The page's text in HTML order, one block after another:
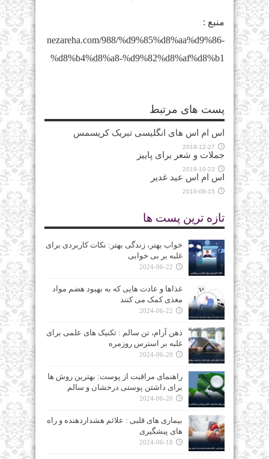
منبع :
nezareha.com/988/%d9%85%d8%aa%d9%86-
%d8%b4%d8%a8-%d9%82%d8%af%d8%b1
پست های مرتبط
اس ام اس های انگلیسی تبریک کریسمس
2019-12-27
جملات و شعر برای پاییز
2019-10-23
اس ام اس عید غدیر
2019-08-15
تازه ترین پست ها
خواب بهتر، زندگی بهتر: نکات کاربردی برای
غلبه بر بی‌ خوابی
2024-06-22
غذاها و عادت‌ هایی که به بهبود هضم مواد
مغذی کمک می‌ کنند
2024-06-22
ذهن آرام، تن سالم : تکنیک‌ های علمی برای
غلبه بر استرس روزمره
2024-06-20
راهنمای مراقبت از پوست: بهترین روش‌ ها
برای داشتن پوستی درخشان و سالم
2024-06-20
بیماری‌ های قلبی : علائم هشداردهنده و راه‌
های پیشگیری
2024-06-18